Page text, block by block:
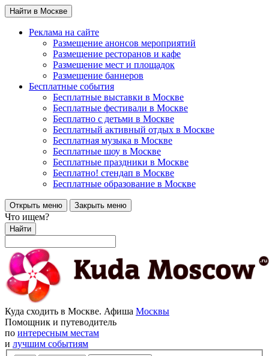
Найти в Москве
Реклама на сайте
Размещение анонсов мероприятий
Размещение ресторанов и кафе
Размещение мест и площадок
Размещение баннеров
Бесплатные события
Бесплатные выставки в Москве
Бесплатные фестивали в Москве
Бесплатно с детьми в Москве
Бесплатный активный отдых в Москве
Бесплатная музыка в Москве
Бесплатные шоу в Москве
Бесплатные праздники в Москве
Бесплатно! стендап в Москве
Бесплатные образование в Москве
Открыть меню Закрыть меню
Что ищем?
Найти
Куда сходить в Москве. Афиша Москвы
Помощник и путеводитель
по интересным местам
и лучшим событиям